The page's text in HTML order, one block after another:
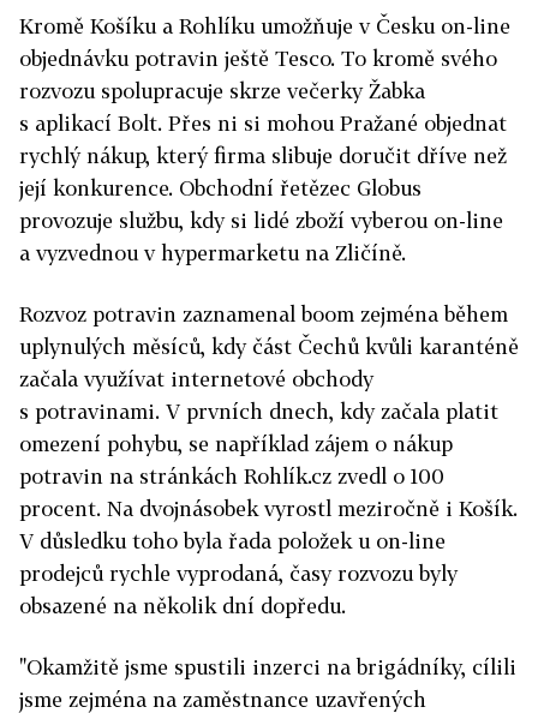
Kromě Košíku a Rohlíku umožňuje v Česku on-line
objednávku potravin ještě Tesco. To kromě svého
rozvozu spolupracuje skrze večerky Žabka
s aplikací Bolt. Přes ni si mohou Pražané objednat
rychlý nákup, který firma slibuje doručit dříve než
její konkurence. Obchodní řetězec Globus
provozuje službu, kdy si lidé zboží vyberou on-line
a vyzvednou v hypermarketu na Zličíně.
Rozvoz potravin zaznamenal boom zejména během
uplynulých měsíců, kdy část Čechů kvůli karanténě
začala využívat internetové obchody
s potravinami. V prvních dnech, kdy začala platit
omezení pohybu, se například zájem o nákup
potravin na stránkách Rohlík.cz zvedl o 100
procent. Na dvojnásobek vyrostl meziročně i Košík.
V důsledku toho byla řada položek u on-line
prodejců rychle vyprodaná, časy rozvozu byly
obsazené na několik dní dopředu.
"Okamžitě jsme spustili inzerci na brigádníky, cílili
jsme zejména na zaměstnance uzavřených